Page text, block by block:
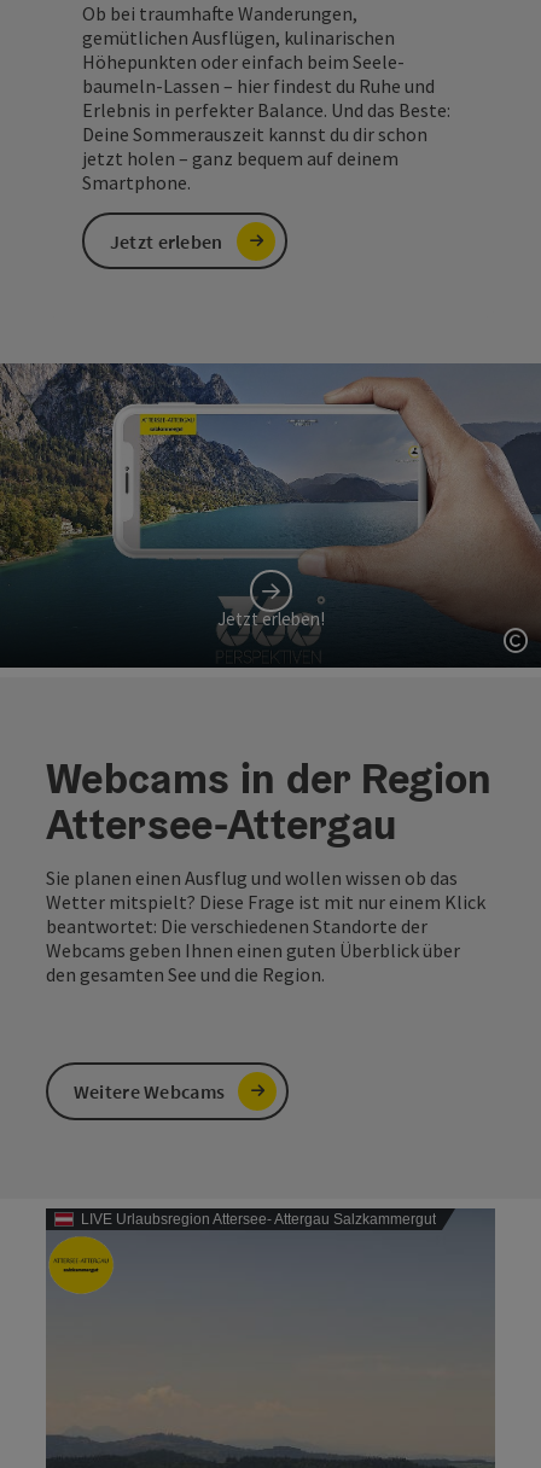
Ob bei traumhafte Wanderungen,
gemütlichen Ausflügen, kulinarischen
Höhepunkten oder einfach beim Seele-
baumeln-Lassen – hier findest du Ruhe und
Erlebnis in perfekter Balance. Und das Beste:
Deine Sommerauszeit kannst du dir schon
jetzt holen – ganz bequem auf deinem
Smartphone.
Jetzt erleben
Jetzt erleben!
Webcams in der Region
Attersee-Attergau
Sie planen einen Ausflug und wollen wissen ob das
Wetter mitspielt? Diese Frage ist mit nur einem Klick
beantwortet: Die verschiedenen Standorte der
Webcams geben Ihnen einen guten Überblick über
den gesamten See und die Region.
Weitere Webcams
LIVE Urlaubsregion Attersee- Attergau Salzkammergut